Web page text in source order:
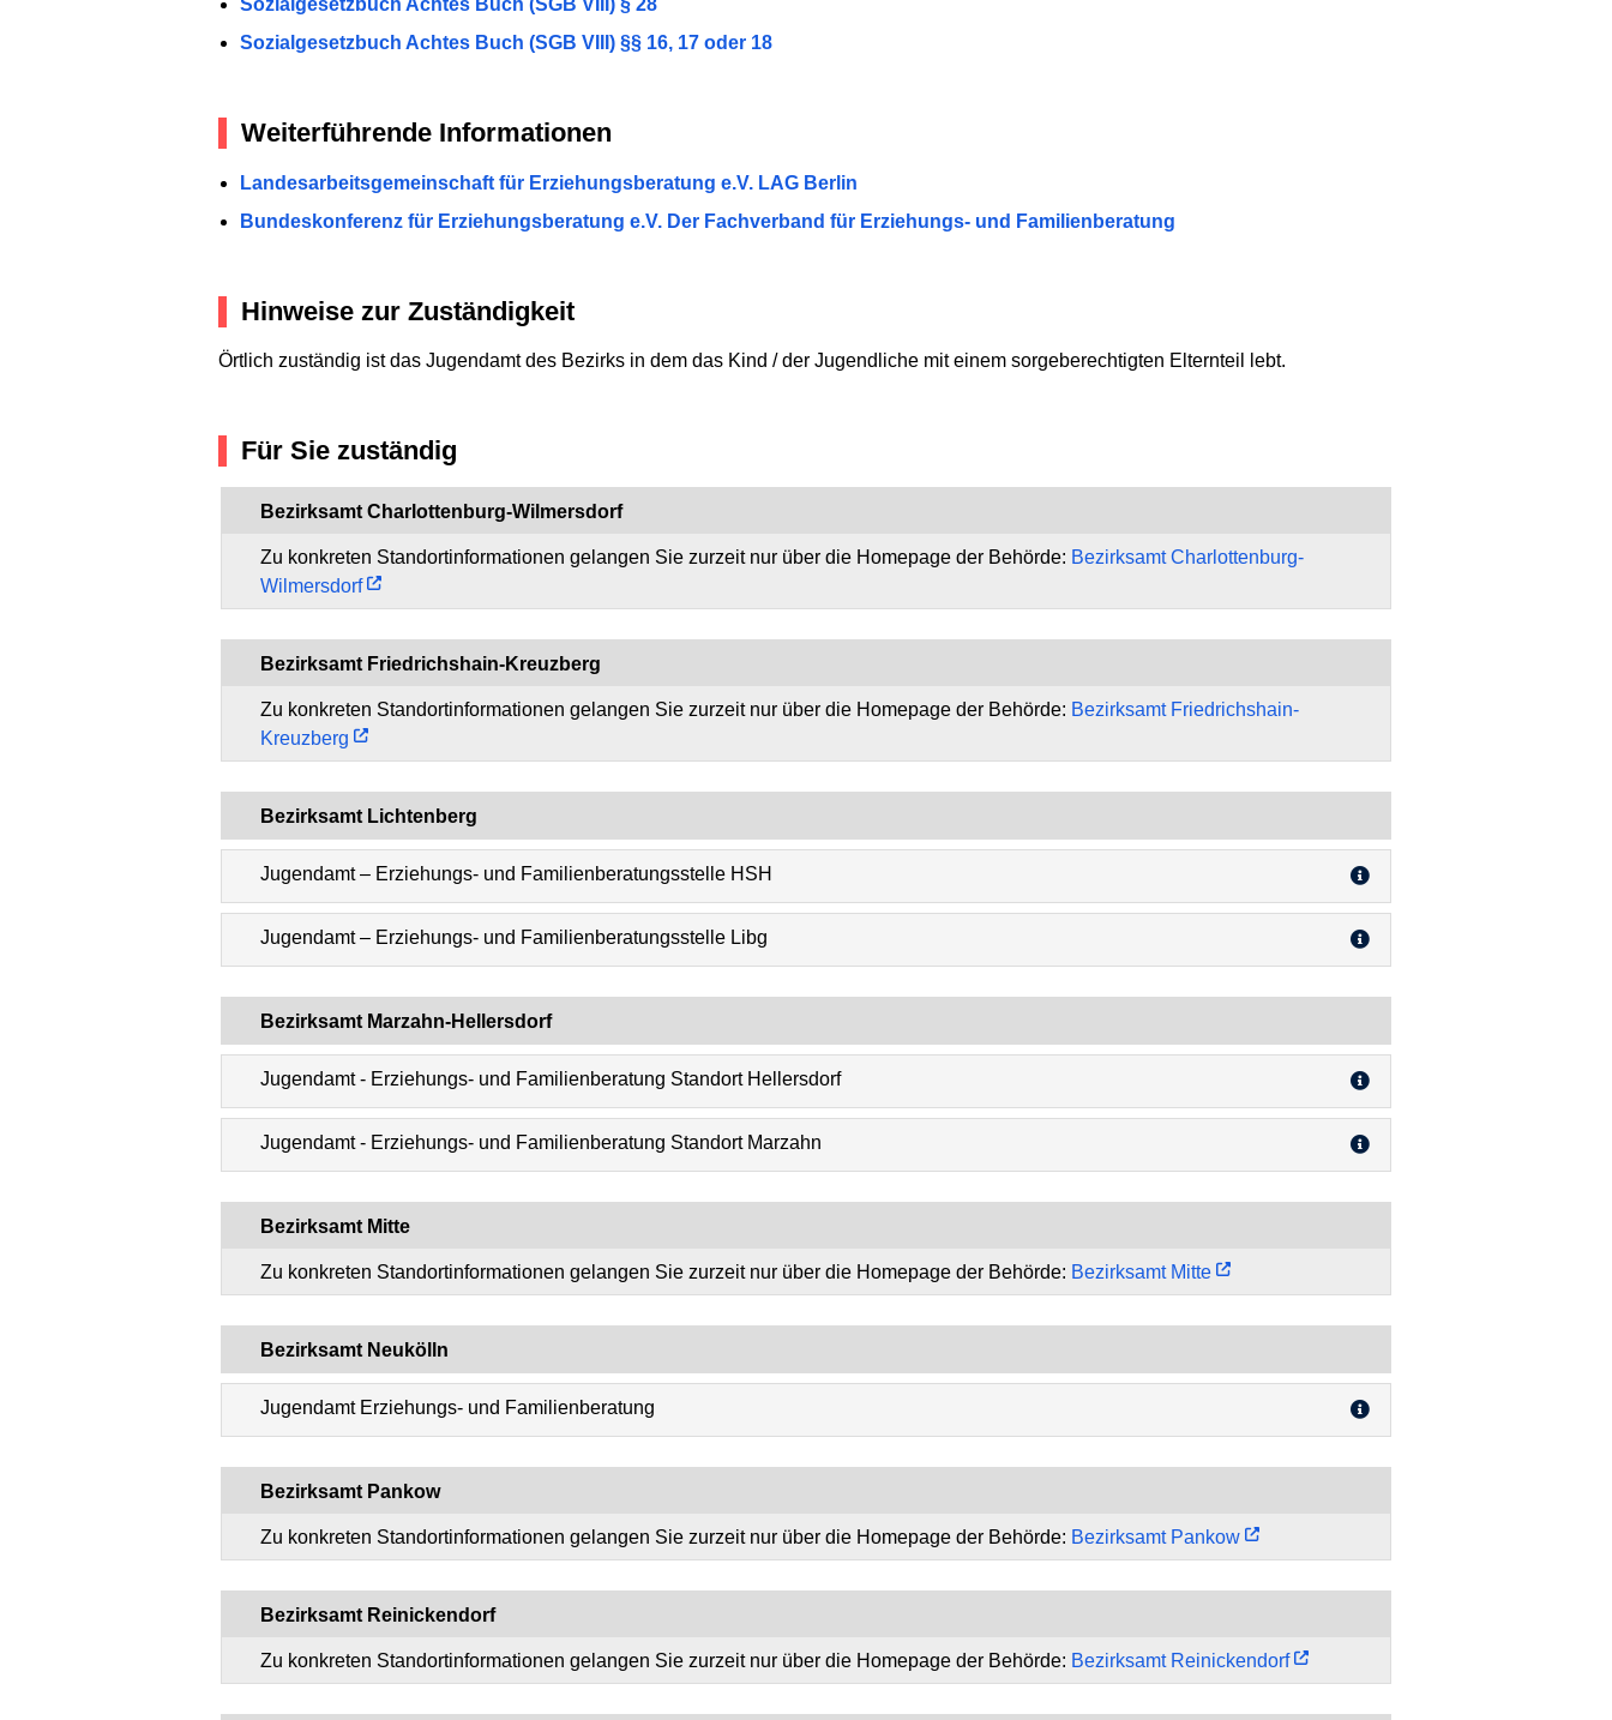
Sozialgesetzbuch Achtes Buch (SGB VIII) § 28
Sozialgesetzbuch Achtes Buch (SGB VIII) §§ 16, 17 oder 18
Weiterführende Informationen
Landesarbeitsgemeinschaft für Erziehungsberatung e.V. LAG Berlin
Bundeskonferenz für Erziehungsberatung e.V. Der Fachverband für Erziehungs- und Familienberatung
Hinweise zur Zuständigkeit
Örtlich zuständig ist das Jugendamt des Bezirks in dem das Kind / der Jugendliche mit einem sorgeberechtigten Elternteil lebt.
Für Sie zuständig
Bezirksamt Charlottenburg-Wilmersdorf
Zu konkreten Standortinformationen gelangen Sie zurzeit nur über die Homepage der Behörde: Bezirksamt Charlottenburg-
Wilmersdorf
Bezirksamt Friedrichshain-Kreuzberg
Zu konkreten Standortinformationen gelangen Sie zurzeit nur über die Homepage der Behörde: Bezirksamt Friedrichshain-
Kreuzberg
Bezirksamt Lichtenberg
Jugendamt – Erziehungs- und Familienberatungsstelle HSH
Jugendamt – Erziehungs- und Familienberatungsstelle Libg
Bezirksamt Marzahn-Hellersdorf
Jugendamt - Erziehungs- und Familienberatung Standort Hellersdorf
Jugendamt - Erziehungs- und Familienberatung Standort Marzahn
Bezirksamt Mitte
Zu konkreten Standortinformationen gelangen Sie zurzeit nur über die Homepage der Behörde: Bezirksamt Mitte
Bezirksamt Neukölln
Jugendamt Erziehungs- und Familienberatung
Bezirksamt Pankow
Zu konkreten Standortinformationen gelangen Sie zurzeit nur über die Homepage der Behörde: Bezirksamt Pankow
Bezirksamt Reinickendorf
Zu konkreten Standortinformationen gelangen Sie zurzeit nur über die Homepage der Behörde: Bezirksamt Reinickendorf